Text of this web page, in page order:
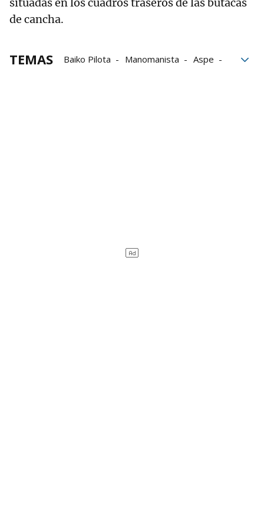
de cancha.
TEMAS Baiko Pilota Manomanista
Aspe